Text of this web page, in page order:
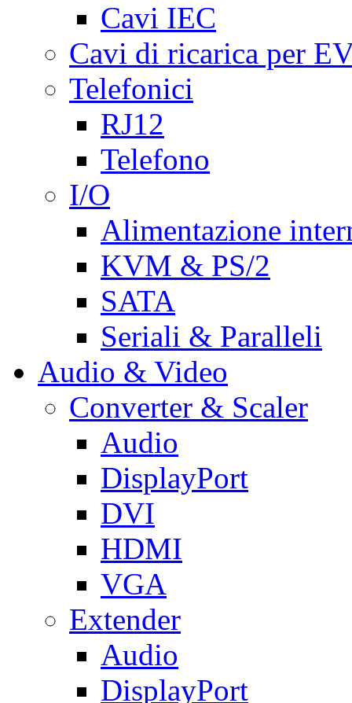
Cavi IEC
Cavi di ricarica per
Telefonici
RJ12
Telefono
I/O
Alimentazione
KVM & PS/2
SATA
Seriali & Paralleli
Audio & Video
Converter & Scaler
Audio
DisplayPort
DVI
HDMI
VGA
Extender
Audio
DisplayPort